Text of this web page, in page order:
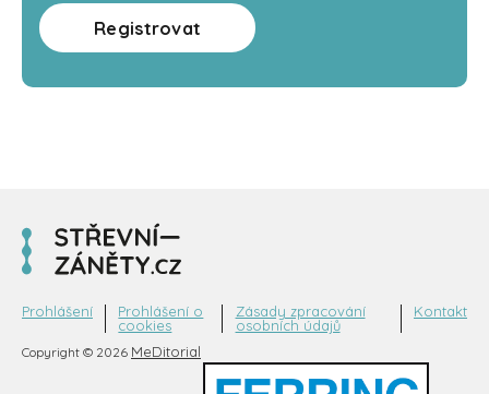
Registrovat
Copyright © 2026 MeDitorial
Prohlášení
Prohlášení o
cookies
Zásady zpracování
osobních údajů
Kontakt